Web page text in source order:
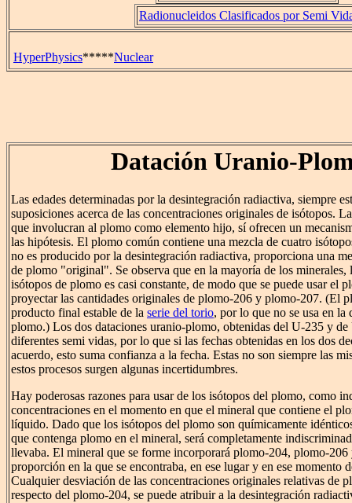
Radionucleidos Clasificados por Semi
HyperPhysics*****Nuclear
Datación Uranio-
Las edades determinadas por la desintegración radiactiva, siempre
suposiciones acerca de las concentraciones originales de isótopos.
que involucran al plomo como elemento hijo, sí ofrecen un
las hipótesis. El plomo común contiene una mezcla de cuatro
no es producido por la desintegración radiactiva, proporciona una
de plomo "original". Se observa que en la mayoría de los minerales,
isótopos de plomo es casi constante, de modo que se puede usar el
proyectar las cantidades originales de plomo-206 y plomo-207. (El
producto final estable de la serie del torio, por lo que no se usa en la
plomo.) Los dos dataciones uranio-plomo, obtenidas del U-235 y
diferentes semi vidas, por lo que si las fechas obtenidas en los dos
acuerdo, esto suma confianza a la fecha. Estas no son siempre las
estos procesos surgen algunas incertidumbres.
Hay poderosas razones para usar de los isótopos del plomo, como
concentraciones en el momento en que el mineral que contiene el
líquido. Dado que los isótopos del plomo son químicamente
que contenga plomo en el mineral, será completamente
llevaba. El mineral que se forme incorporará plomo-204, plomo-
proporción en la que se encontraba, en ese lugar y en ese momento
Cualquier desviación de las concentraciones originales relativas de
respecto del plomo-204, se puede atribuir a la desintegración